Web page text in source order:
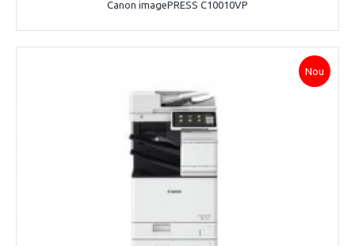
Canon imagePRESS C10010VP
Nou